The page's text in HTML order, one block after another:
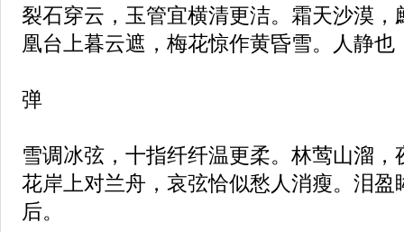
裂石穿云，玉管宜横清更洁。霜天沙漠，
凰台上暮云遮，梅花惊作黄昏雪。人静
弹
雪调冰弦，十指纤纤温更柔。林莺山溜
花岸上对兰舟，哀弦恰似愁人消瘦。泪盈
后。